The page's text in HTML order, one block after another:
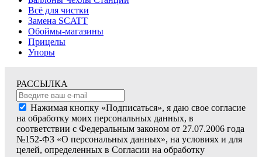
Всё для чистки
Замена SCATT
Обоймы-магазины
Прицелы
Упоры
РАССЫЛКА
Нажимая кнопку «Подписаться», я даю свое согласие
на обработку моих персональных данных, в
соответствии с Федеральным законом от 27.07.2006 года
№152-ФЗ «О персональных данных», на условиях и для
целей, определенных в Согласии на обработку